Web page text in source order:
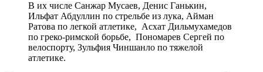
В их числе Санжар Мусаев, Денис Ганькин,
Ильфат Абдуллин по стрельбе из лука, Айман
Ратова по легкой атлетике, Асхат Дильмухамедов
по греко-римской борьбе, Пономарев Сергей по
велоспорту, Зульфия Чиншанло по тяжелой
атлетике.